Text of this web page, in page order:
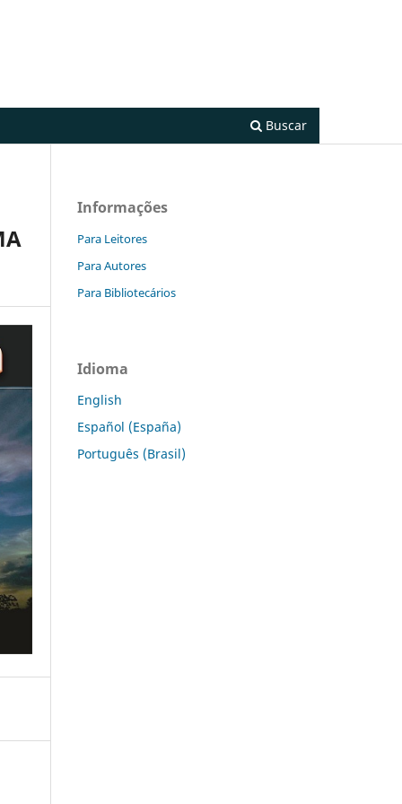
Buscar
Informações
Para Leitores
Para Autores
Para Bibliotecários
Idioma
English
Español (España)
Português (Brasil)